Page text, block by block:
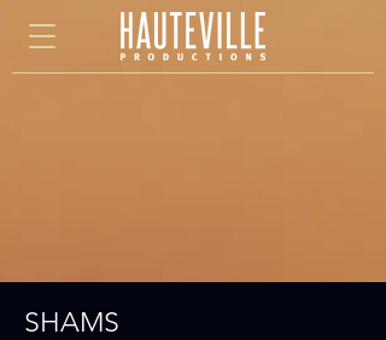
SHAMS